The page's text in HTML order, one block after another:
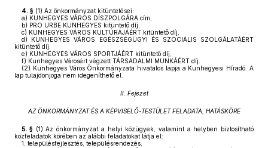
4. § (1) Az önkormányzat kitüntetései:
a) KUNHEGYES VÁROS DÍSZPOLGÁRA cím,
b) PRO URBE KUNHEGYES kitüntető díj,
c) KUNHEGYES VÁROS KULTÚRÁJÁÉRT kitüntető díj,
d) KUNHEGYES VÁROS EGÉSZSÉGÜGYI ÉS SZOCIÁLIS SZOLGÁLATÁÉRT
kitüntető díj,
e) KUNHEGYES VÁROS SPORTJÁÉRT kitüntető díj,
f) Kunhegyes Városért végzett TÁRSADALMI MUNKÁÉRT díj.
(2) Kunhegyes Város Önkormányzata hivatalos lapja a Kunhegyesi Híradó. A
lap tulajdonjoga nem idegeníthető el.
II. Fejezet
AZ ÖNKORMÁNYZAT ÉS A KÉPVISELŐ-TESTÜLET FELADATA, HATÁSKÖRE
5. § (1) Az önkormányzat a helyi közügyek, valamint a helyben biztosítható
közfeladatok körében az alábbi feladatokat látja el:
1. településfejlesztés, településrendezés,